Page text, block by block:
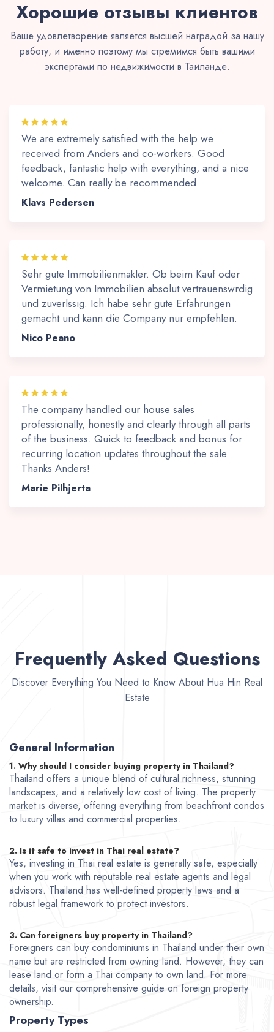
Хорошие отзывы клиентов
Ваше удовлетворение является высшей наградой за нашу
работу, и именно поэтому мы стремимся быть вашими
экспертами по недвижимости в Таиланде.
We are extremely satisfied with the help we
received from Anders and co-workers. Good
feedback, fantastic help with everything, and a nice
welcome. Can really be recommended
Klavs Pedersen
Sehr gute Immobilienmakler. Ob beim Kauf oder
Vermietung von Immobilien absolut vertrauenswrdig
und zuverlssig. Ich habe sehr gute Erfahrungen
gemacht und kann die Company nur empfehlen.
Nico Peano
The company handled our house sales
professionally, honestly and clearly through all parts
of the business. Quick to feedback and bonus for
recurring location updates throughout the sale.
Thanks Anders!
Marie Pilhjerta
Frequently Asked Questions
Discover Everything You Need to Know About Hua Hin Real
Estate
General Information
1. Why should I consider buying property in Thailand?
Thailand offers a unique blend of cultural richness, stunning
landscapes, and a relatively low cost of living. The property
market is diverse, offering everything from beachfront condos
to luxury villas and commercial properties.
2. Is it safe to invest in Thai real estate?
Yes, investing in Thai real estate is generally safe, especially
when you work with reputable real estate agents and legal
advisors. Thailand has well-defined property laws and a
robust legal framework to protect investors.
3. Can foreigners buy property in Thailand?
Foreigners can buy condominiums in Thailand under their own
name but are restricted from owning land. However, they can
lease land or form a Thai company to own land. For more
details, visit our comprehensive guide on foreign property
ownership.
Property Types